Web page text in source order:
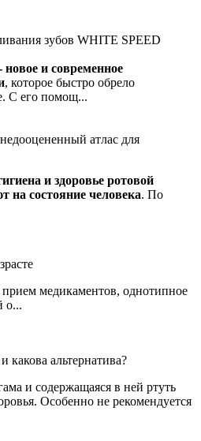
зубов WHITE SРЕЕD
и современное
, которое быстро обрело
С его помощ...
атлас для
и здоровье ротовой
на состояние человека. По
медикаментов, однотипное
о...
альтернатива?
и содержащаяся в ней ртуть
Особенно не рекомендуется